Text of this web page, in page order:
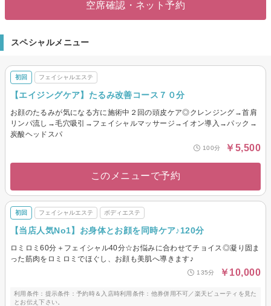
空席確認・ネット予約
スペシャルメニュー
初回 フェイシャルエステ
【エイジングケア】たるみ改善コース７０分
お顔のたるみが気になる方に施術中２回の頭皮ケア◎クレンジング→首肩
リンパ流し→毛穴吸引→フェイシャルマッサージ→イオン導入→パック→
炭酸ヘッドスパ
100分 ￥5,500
このメニューで予約
初回 フェイシャルエステ ボディエステ
【当店人気No1】お身体とお顔を同時ケア♪120分
ロミロミ60分＋フェイシャル40分☆お悩みに合わせてチョイス◎凝り固ま
った筋肉をロミロミでほぐし、お顔も美肌へ導きます♪
135分 ￥10,000
利用条件：提示条件：予約時＆入店時利用条件：他券併用不可／楽天ビューティを見た
とお伝え下さい。